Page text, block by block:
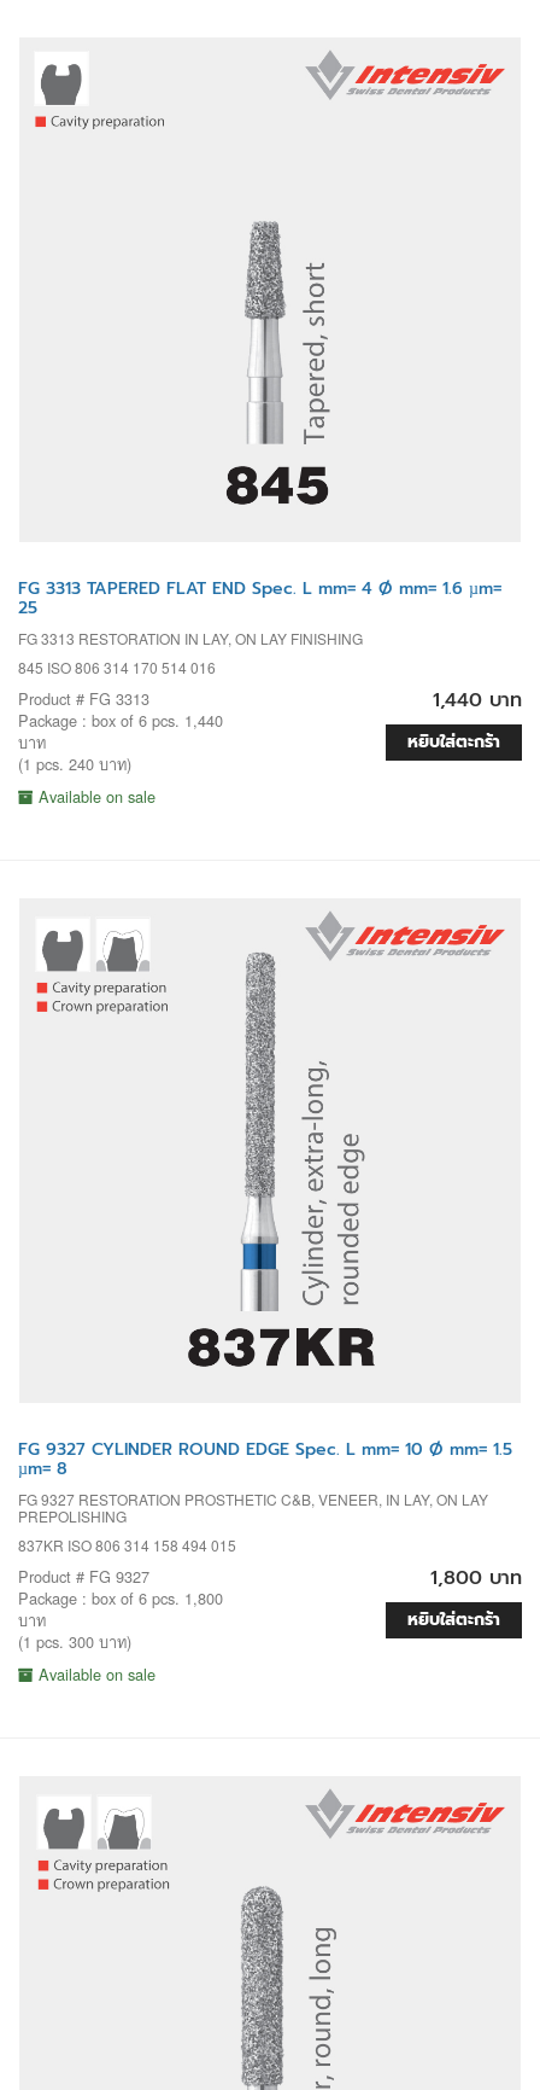
FG 3313 TAPERED FLAT END Spec. L mm= 4 Ø mm= 1.6 µm=
25
FG 3313 RESTORATION IN LAY, ON LAY FINISHING
845 ISO 806 314 170 514 016
Product # FG 3313
Package : box of 6 pcs. 1,440
บาท
(1 pcs. 240 บาท)
Available on sale
1,440 บาท
หยิบใส่ตะกร้า
FG 9327 CYLINDER ROUND EDGE Spec. L mm= 10 Ø mm= 1.5
µm= 8
FG 9327 RESTORATION PROSTHETIC C&B, VENEER, IN LAY, ON LAY
PREPOLISHING
837KR ISO 806 314 158 494 015
Product # FG 9327
Package : box of 6 pcs. 1,800
บาท
(1 pcs. 300 บาท)
Available on sale
1,800 บาท
หยิบใส่ตะกร้า